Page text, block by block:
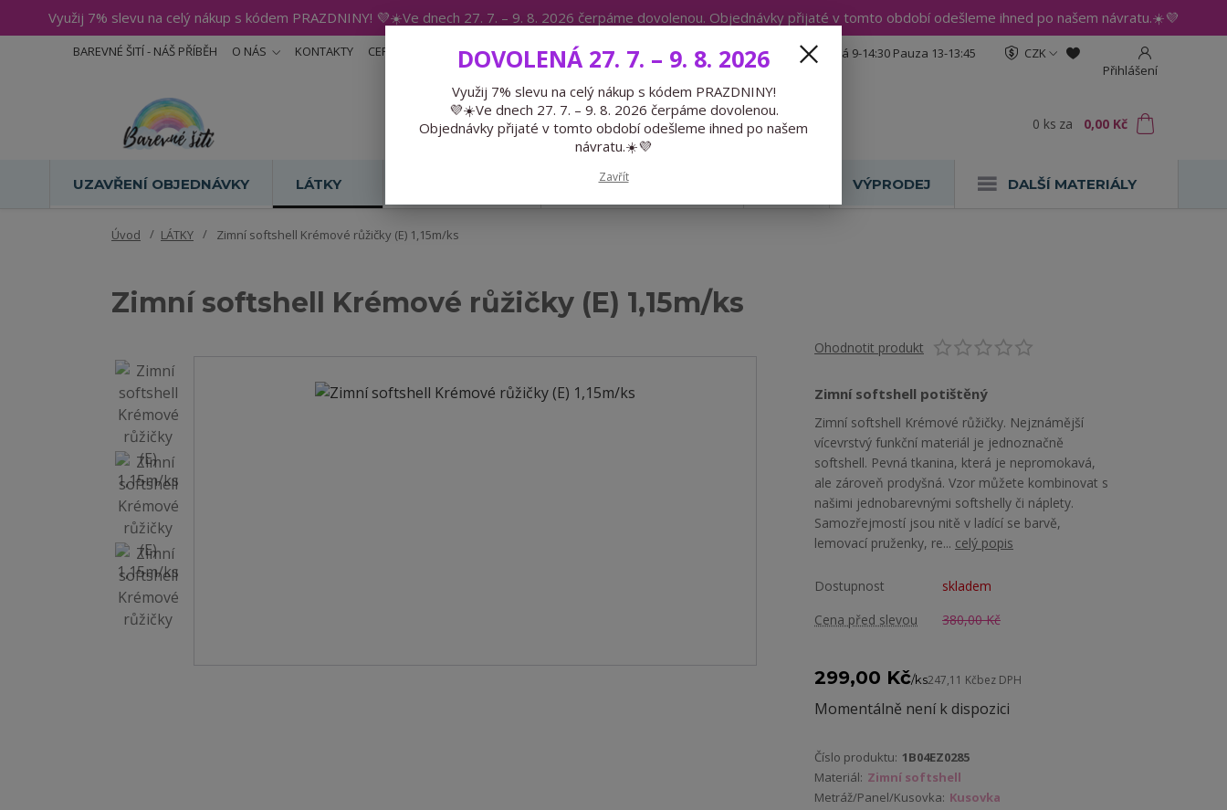
Využij 7% slevu na celý nákup s kódem PRAZDNINY! 💜☀️Ve dnech 27. 7. – 9. 8. 2026 čerpáme dovolenou. Objednávky přijaté v tomto období odešleme ihned po našem návratu.☀️💜
BAREVNÉ ŠITÍ - NÁŠ PŘÍBĚH O NÁS KONTAKTY CERTIFIKÁTY BLOG
CZK
Přihlášení
Hledat
Expedice 775 866 913 Po-Čt 9-15:30 Pá 9-14:30 Pauza 13-13:45
0 ks za 0,00 Kč
UZAVŘENÍ OBJEDNÁVKY LÁTKY PŘEDOBJEDNÁVKY VÝPRODEJ DALŠÍ MATERIÁLY
Úvod LÁTKY Zimní softshell Krémové růžičky (E) 1,15m/ks
Zimní softshell Krémové růžičky (E) 1,15m/ks
Ohodnotit produkt
Zimní softshell potištěný
Zimní softshell Krémové růžičky. Nejznámější
vícevrstvý funkční materiál je jednoznačně
softshell. Pevná tkanina, která je nepromokavá,
ale zároveň prodyšná. Vzor můžete kombinovat s
našimi jednobarevnými softshelly či náplety.
Samozřejmostí jsou nitě v ladící se barvě,
lemovací pruženky, re... celý popis
Dostupnost
skladem
Cena před slevou
380,00 Kč
299,00 Kč/ks247,11 Kčbez DPH
Momentálně není k dispozici
Číslo produktu: 1B04EZ0285
Materiál: Zimní softshell
Metráž/Panel/Kusovka: Kusovka
DOVOLENÁ 27. 7. – 9. 8. 2026
Využij 7% slevu na celý nákup s kódem PRAZDNINY!
💜☀️Ve dnech 27. 7. – 9. 8. 2026 čerpáme dovolenou.
Objednávky přijaté v tomto období odešleme ihned po našem
návratu.☀️💜
Zavřít